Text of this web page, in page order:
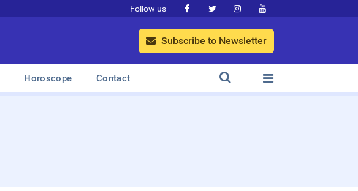
Follow us    
 Subscribe to Newsletter
Horoscope Contact 
